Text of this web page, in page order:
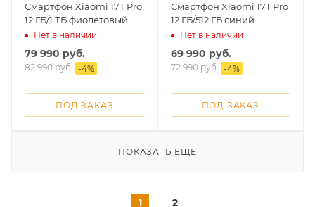
Смартфон Xiaomi 17T Pro
12 ГБ/1 ТБ фиолетовый
Нет в наличии
79 990 руб.
82 990руб. -4%
ПОД ЗАКАЗ
Смартфон Xiaomi 17T Pro
12 ГБ/512 ГБ синий
Нет в наличии
69 990 руб.
72 990руб. -4%
ПОД ЗАКАЗ
ПОКАЗАТЬ ЕЩЕ
1 2